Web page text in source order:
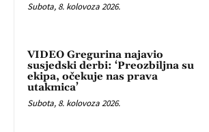
Subota, 8. kolovoza 2026.
VIDEO Gregurina najavio
susjedski derbi: ‘Preozbiljna su
ekipa, očekuje nas prava
utakmica’
Subota, 8. kolovoza 2026.